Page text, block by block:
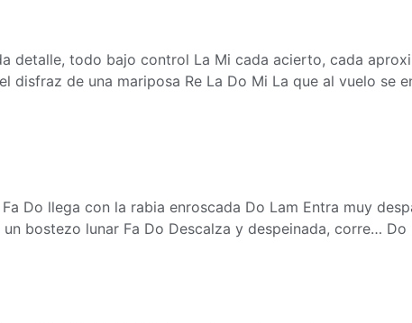
detalle, todo bajo control La Mi cada acierto, cada
disfraz de una mariposa Re La Do Mi La que al vuelo se
Do llega con la rabia enroscada Do Lam Entra muy
bostezo lunar Fa Do Descalza y despeinada, corre…